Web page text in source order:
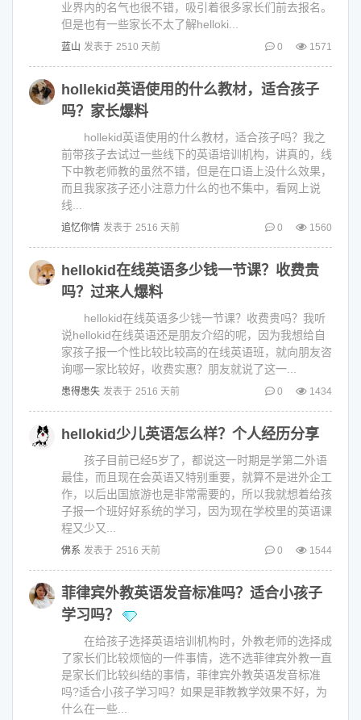
业界内的名气也很不错，吸引着很多家长们前去报名。
但是也有一些家长不太了解helloki...
蓝山 发表于 2510 天前 0 1571
hollekid英语使用的什么教材，适合孩子
吗？家长爆料
hollekid英语使用的什么教材，适合孩子吗？我之
前带孩子去试过一些线下的英语培训机构，讲真的，线
下中教老师教的虽然不错，但是在口语上没什么效果，
而且我家孩子还小注意力什么的也不集中，看网上说
线...
追忆你情 发表于 2516 天前 0 1560
hellokid在线英语多少钱一节课？收费贵
吗？过来人爆料
hellokid在线英语多少钱一节课？收费贵吗？我听
说hellokid在线英语还是朋友介绍的呢，因为我想给自
家孩子报一个性比较比较高的在线英语班，就向朋友咨
询哪一家比较好，收费实惠？朋友就说了这一...
患得患失 发表于 2516 天前 0 1434
hellokid少儿英语怎么样？个人经历分享
孩子目前已经5岁了，都说这一时期是学第二外语
最佳，而且现在会英语又特别重要，就算不是进外企工
作，以后出国旅游也是非常需要的，所以我就想着给孩
子报一个班好好系统的学习，因为现在学校里的英语课
程又少又...
佛系 发表于 2516 天前 0 1544
菲律宾外教英语发音标准吗？适合小孩子
学习吗？
在给孩子选择英语培训机构时，外教老师的选择成
了家长们比较烦恼的一件事情，选不选菲律宾外教一直
是家长们比较纠结的事情，菲律宾外教英语发音标准
吗?适合小孩子学习吗？如果是菲教教学效果不好，为
什么在一些...